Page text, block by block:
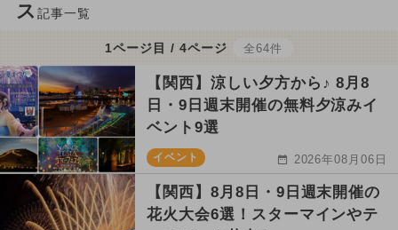
ス 記事一覧
1ページ目 / 4ページ 全64件
【関西】涼しい夕方から♪ 8月8
日・9日週末開催の無料夕涼みイ
ベント9選
イベント 2026年08月06日
【関西】8月8日・9日週末開催の
花火大会6選！スターマインやテ